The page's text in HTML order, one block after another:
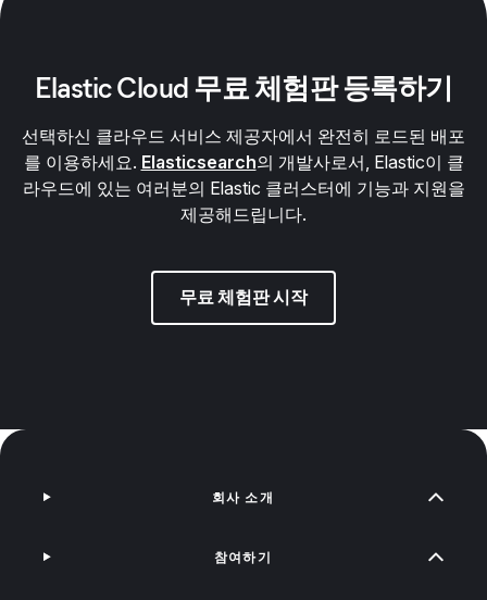
Elastic Cloud 무료 체험판 등록하기
선택하신 클라우드 서비스 제공자에서 완전히 로드된 배포
를 이용하세요. Elasticsearch의 개발사로서, Elastic이 클
라우드에 있는 여러분의 Elastic 클러스터에 기능과 지원을
제공해드립니다.
무료 체험판 시작
회사 소개
참여하기